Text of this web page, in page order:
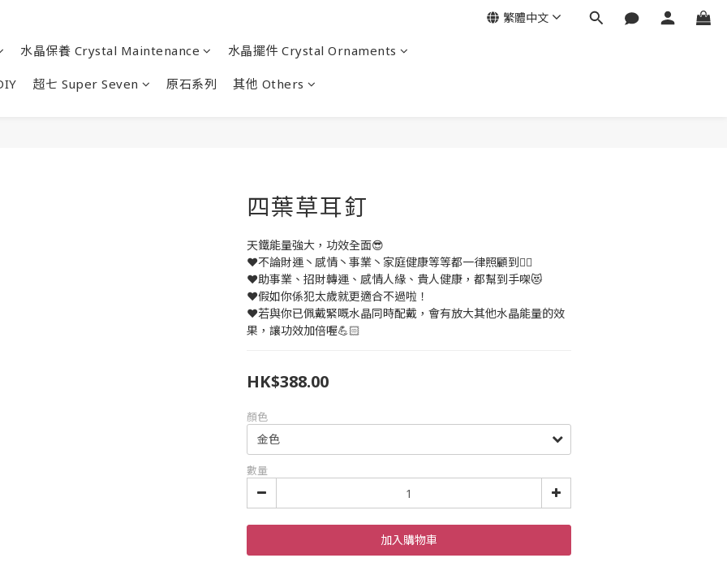
水晶保養 Crystal Maintenance 水晶擺件 Crystal Ornaments
超七 Super Seven 原石系列 其他 Others
繁體中文
四葉草耳釘
天鐵能量強大，功效全面😎
❤️不論財運丶感情丶事業丶家庭健康等等都一律照顧到👍🏻
❤️助事業、招財轉運、感情人緣、貴人健康，都幫到手㗎😻
❤️假如你係犯太歲就更適合不過啦！
❤️若與你已佩戴緊嘅水晶同時配戴，會有放大其他水晶能量的效
果，讓功效加倍喔💪🏻
HK$388.00
顏色
數量
加入購物車